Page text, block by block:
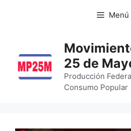
Menú
25 de
Producción
Consumo Popular